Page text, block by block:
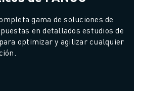
gama de soluciones de
en detallados estudios de
optimizar y agilizar cualquier